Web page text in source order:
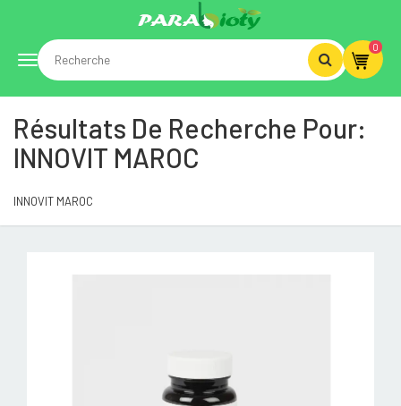
Toggle
navigation
0
Résultats De Recherche Pour:
INNOVIT MAROC
INNOVIT MAROC